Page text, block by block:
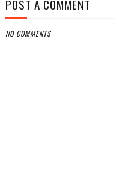
POST A COMMENT
NO COMMENTS